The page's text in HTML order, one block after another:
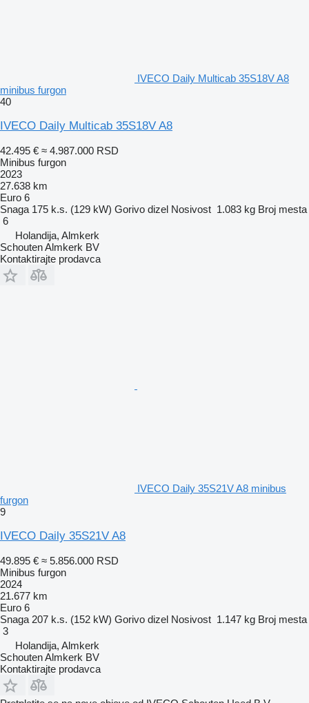
IVECO Daily Multicab 35S18V A8
minibus furgon
40
IVECO Daily Multicab 35S18V A8
42.495 € ≈ 4.987.000 RSD
Minibus furgon
2023
27.638 km
Euro 6
Snaga 175 k.s. (129 kW) Gorivo dizel Nosivost 1.083 kg Broj mesta
6
Holandija, Almkerk
Schouten Almkerk BV
Kontaktirajte prodavca
IVECO Daily 35S21V A8 minibus
furgon
9
IVECO Daily 35S21V A8
49.895 € ≈ 5.856.000 RSD
Minibus furgon
2024
21.677 km
Euro 6
Snaga 207 k.s. (152 kW) Gorivo dizel Nosivost 1.147 kg Broj mesta
3
Holandija, Almkerk
Schouten Almkerk BV
Kontaktirajte prodavca